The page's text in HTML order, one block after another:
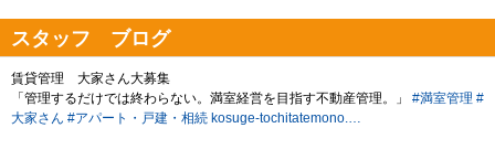
スタッフ ブログ